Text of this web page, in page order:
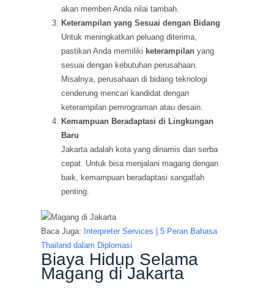
akan memberi Anda nilai tambah.
Keterampilan yang Sesuai dengan Bidang
Untuk meningkatkan peluang diterima,
pastikan Anda memiliki keterampilanyang
sesuai dengan kebutuhan perusahaan.
Misalnya, perusahaan di bidang teknologi
cenderung mencari kandidat dengan
keterampilan pemrograman atau desain.
Kemampuan Beradaptasi di Lingkungan
Baru
Jakarta adalah kota yang dinamis dan serba
cepat. Untuk bisa menjalani magang dengan
baik, kemampuan beradaptasi sangatlah
penting.
Baca Juga: Interpreter Services | 5 Peran Bahasa
Thailand dalam Diplomasi
Biaya Hidup Selama
Magang di Jakarta